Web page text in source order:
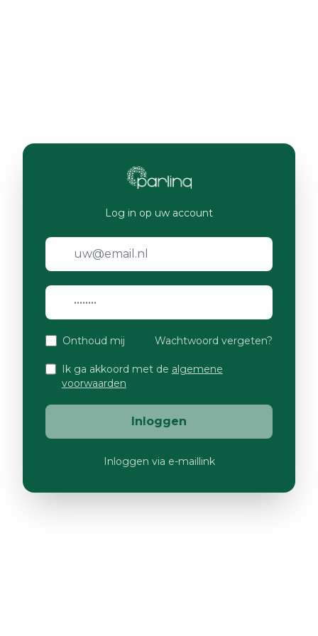
Log in op uw account
Onthoud mij Wachtwoord vergeten?
Ik ga akkoord met de algemene
voorwaarden
Inloggen
Inloggen via e-maillink